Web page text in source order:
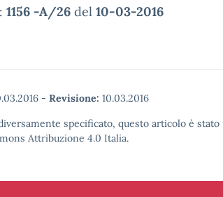
1156 -A/26 del 10-03-2016
- Revisione: 10.03.2016
specificato, questo articolo è
Attribuzione 4.0 Italia.